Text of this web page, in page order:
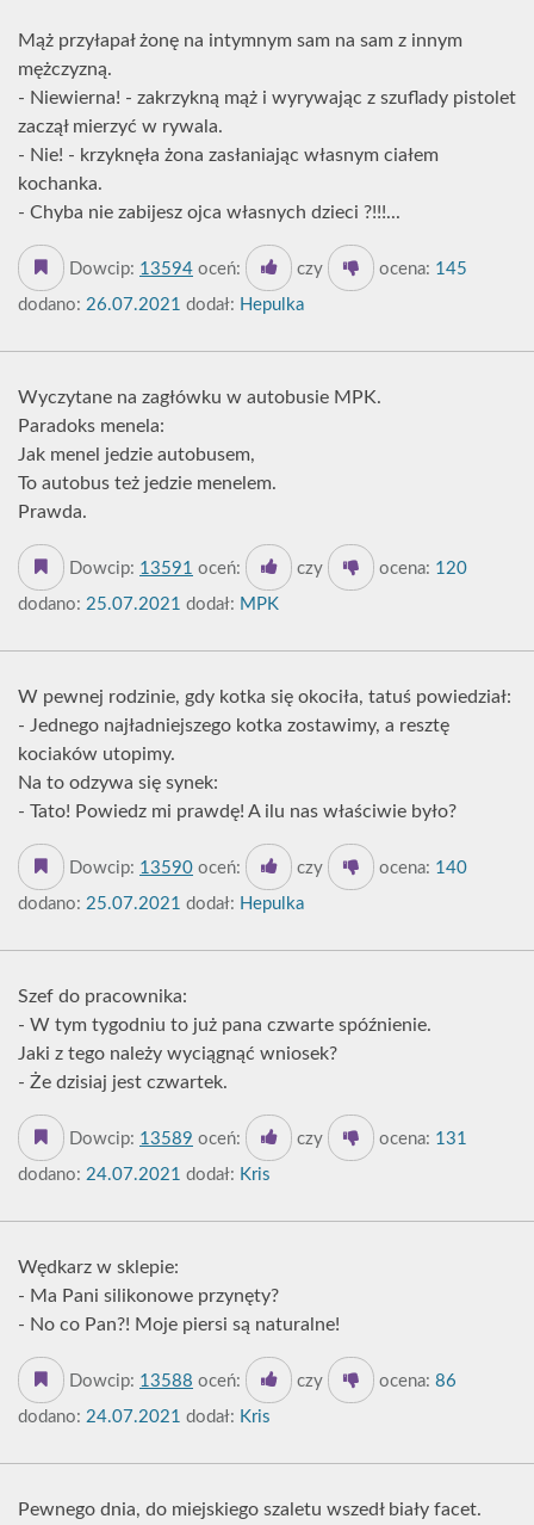
Mąż przyłapał żonę na intymnym sam na sam z innym
mężczyzną.
- Niewierna! - zakrzykną mąż i wyrywając z szuflady pistolet
zaczął mierzyć w rywala.
- Nie! - krzyknęła żona zasłaniając własnym ciałem
kochanka.
- Chyba nie zabijesz ojca własnych dzieci ?!!!...
Dowcip: 13594 oceń: czy ocena: 145
dodano: 26.07.2021 dodał: Hepulka
Wyczytane na zagłówku w autobusie MPK.
Paradoks menela:
Jak menel jedzie autobusem,
To autobus też jedzie menelem.
Prawda.
Dowcip: 13591 oceń: czy ocena: 120
dodano: 25.07.2021 dodał: MPK
W pewnej rodzinie, gdy kotka się okociła, tatuś powiedział:
- Jednego najładniejszego kotka zostawimy, a resztę
kociaków utopimy.
Na to odzywa się synek:
- Tato! Powiedz mi prawdę! A ilu nas właściwie było?
Dowcip: 13590 oceń: czy ocena: 140
dodano: 25.07.2021 dodał: Hepulka
Szef do pracownika:
- W tym tygodniu to już pana czwarte spóźnienie.
Jaki z tego należy wyciągnąć wniosek?
- Że dzisiaj jest czwartek.
Dowcip: 13589 oceń: czy ocena: 131
dodano: 24.07.2021 dodał: Kris
Wędkarz w sklepie:
- Ma Pani silikonowe przynęty?
- No co Pan?! Moje piersi są naturalne!
Dowcip: 13588 oceń: czy ocena: 86
dodano: 24.07.2021 dodał: Kris
Pewnego dnia, do miejskiego szaletu wszedł biały facet.